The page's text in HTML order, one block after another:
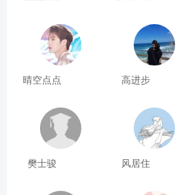
晴空点点 高进步
樊士骏 风居住